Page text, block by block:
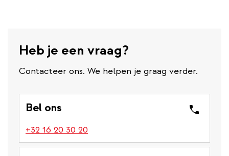
Heb je een vraag?
Contacteer ons. We helpen je graag verder.
Bel ons
+32 16 20 30 20
is